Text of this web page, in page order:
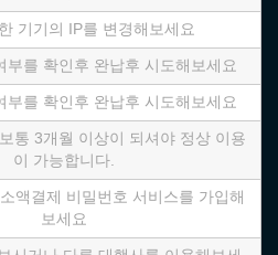
기기의 IP를 변경해보세요
부를 확인후 완납후 시도해보세요
부를 확인후 완납후 시도해보세요
통 3개월 이상이 되셔야 정상 이용
이 가능합니다.
액결제 비밀번호 서비스를 가입해
보세요